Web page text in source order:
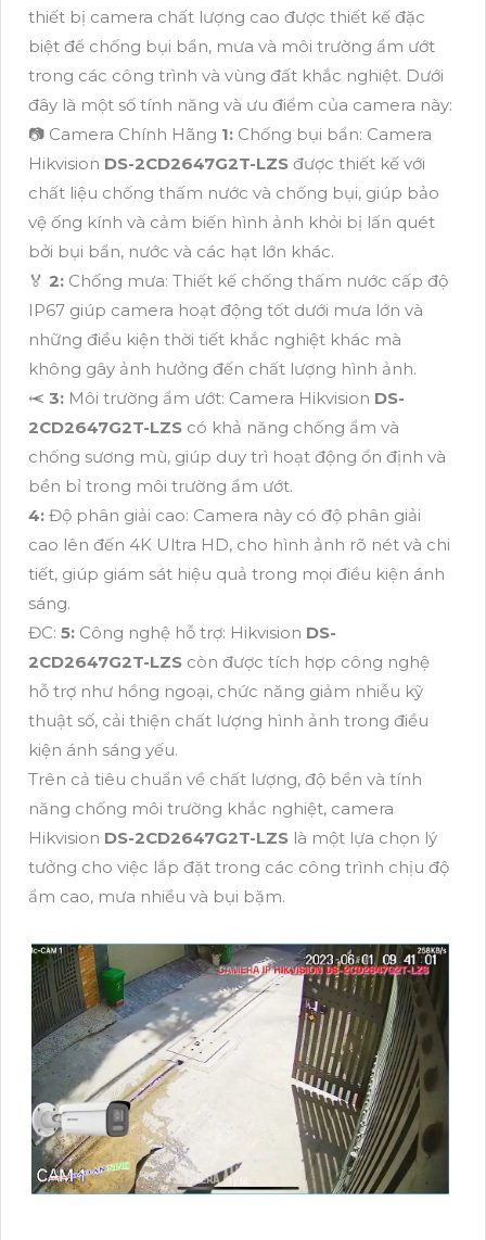
thiết bị camera chất lượng cao được thiết kế đặc
biệt để chống bụi bẩn, mưa và môi trường ẩm ướt
trong các công trình và vùng đất khắc nghiệt. Dưới
đây là một số tính năng và ưu điểm của camera này:
📷 Camera Chính Hãng 1: Chống bụi bẩn: Camera
Hikvision DS-2CD2647G2T-LZS được thiết kế với
chất liệu chống thấm nước và chống bụi, giúp bảo
vệ ống kính và cảm biến hình ảnh khỏi bị lấn quét
bởi bụi bẩn, nước và các hạt lớn khác.
️🏅 2: Chống mưa: Thiết kế chống thấm nước cấp độ
IP67 giúp camera hoạt động tốt dưới mưa lớn và
những điều kiện thời tiết khắc nghiệt khác mà
không gây ảnh hưởng đến chất lượng hình ảnh.
⥷ 3: Môi trường ẩm ướt: Camera Hikvision DS-
2CD2647G2T-LZS có khả năng chống ẩm và
chống sương mù, giúp duy trì hoạt động ổn định và
bền bỉ trong môi trường ẩm ướt.
4: Độ phân giải cao: Camera này có độ phân giải
cao lên đến 4K Ultra HD, cho hình ảnh rõ nét và chi
tiết, giúp giám sát hiệu quả trong mọi điều kiện ánh
sáng.
ĐC: 5: Công nghệ hỗ trợ: Hikvision DS-
2CD2647G2T-LZS còn được tích hợp công nghệ
hỗ trợ như hồng ngoại, chức năng giảm nhiễu kỹ
thuật số, cải thiện chất lượng hình ảnh trong điều
kiện ánh sáng yếu.
Trên cả tiêu chuẩn về chất lượng, độ bền và tính
năng chống môi trường khắc nghiệt, camera
Hikvision DS-2CD2647G2T-LZS là một lựa chọn lý
tưởng cho việc lắp đặt trong các công trình chịu độ
ẩm cao, mưa nhiều và bụi bặm.